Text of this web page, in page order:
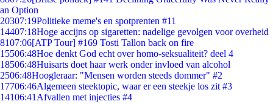
an Option
20307:19Politieke meme's en spotprenten #11
14407:18Hoge accijns op sigaretten: nadelige gevolgen voor overheid
8107:06[ATP Tour] #169 Tosti Tallon back on fire
15506:48Hoe denkt God echt over homo-seksualiteit? deel 4
18506:48Huisarts doet haar werk onder invloed van alcohol
2506:48Hoogleraar: "Mensen worden steeds dommer" #2
17706:46Algemeen steektopic, waar er een steekje los zit #3
14106:41 Afvallen met injecties #4